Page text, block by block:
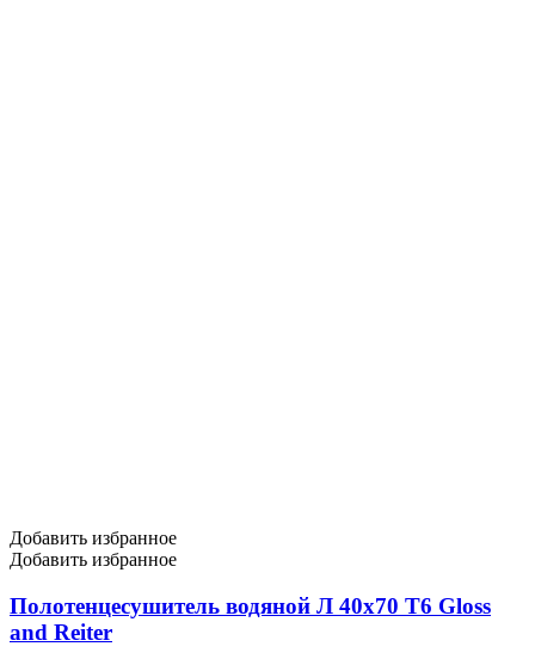
Добавить избранное
Добавить избранное
Полотенцесушитель водяной Л 40х70 Т6 Gloss
and Reiter